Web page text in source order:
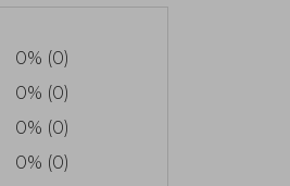
0% (0)
0% (0)
0% (0)
0% (0)